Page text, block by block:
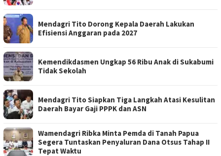
Mendagri Tito Dorong Kepala Daerah Lakukan
Efisiensi Anggaran pada 2027
Kemendikdasmen Ungkap 56 Ribu Anak di Sukabumi
Tidak Sekolah
Mendagri Tito Siapkan Tiga Langkah Atasi Kesulitan
Daerah Bayar Gaji PPPK dan ASN
Wamendagri Ribka Minta Pemda di Tanah Papua
Segera Tuntaskan Penyaluran Dana Otsus Tahap II
Tepat Waktu